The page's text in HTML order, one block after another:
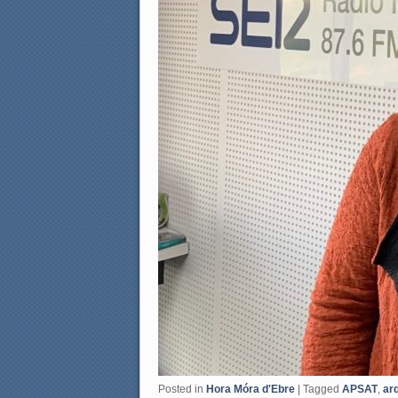
Posted in Hora Móra d'Ebre | Tagged APSAT,